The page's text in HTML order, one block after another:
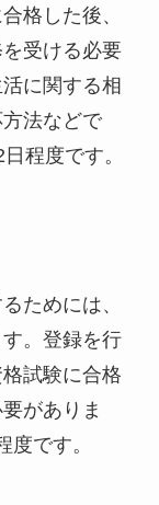
格した後、
受ける必要
に関する相
法などで
程度です。
ためには、
。登録を行
試験に合格
がありま
です。